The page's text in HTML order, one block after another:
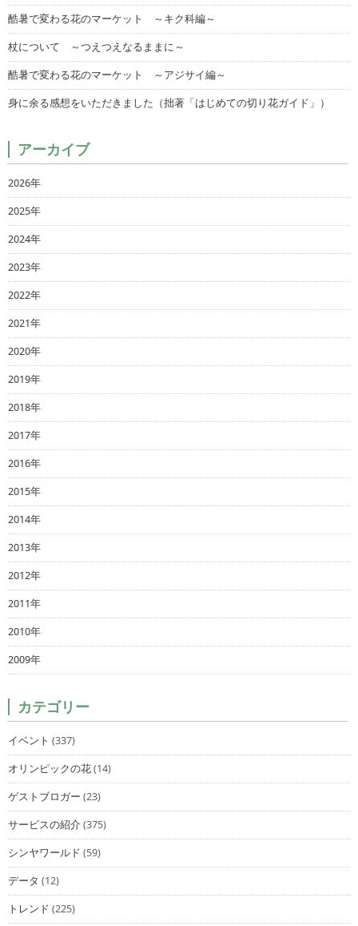
酷暑で変わる花のマーケット ～キク科編～
杖について ～つえつえなるままに～
酷暑で変わる花のマーケット ～アジサイ編～
身に余る感想をいただきました（拙著「はじめての切り花ガイド」）
アーカイブ
2026年
2025年
2024年
2023年
2022年
2021年
2020年
2019年
2018年
2017年
2016年
2015年
2014年
2013年
2012年
2011年
2010年
2009年
カテゴリー
イベント (337)
オリンピックの花(14)
ゲストブロガー (23)
サービスの紹介(375)
シンヤワールド (59)
データ (12)
トレンド (225)